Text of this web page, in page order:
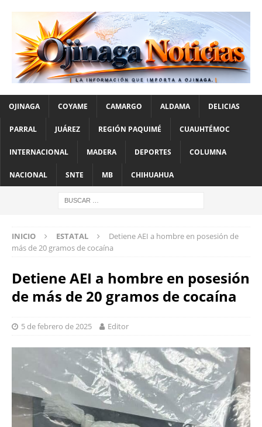
OJINAGA COYAME CAMARGO ALDAMA DELICIAS
PARRAL JUÁREZ REGIÓN PAQUIMÉ CUAUHTÉMOC
INTERNACIONAL MADERA DEPORTES COLUMNA
NACIONAL SNTE MB CHIHUAHUA
INICIO ESTATAL
Detiene AEI a hombre en posesión de
más de 20 gramos de cocaína
Detiene AEI a hombre en posesión
de más de 20 gramos de cocaína
5 de febrero de 2025 Editor